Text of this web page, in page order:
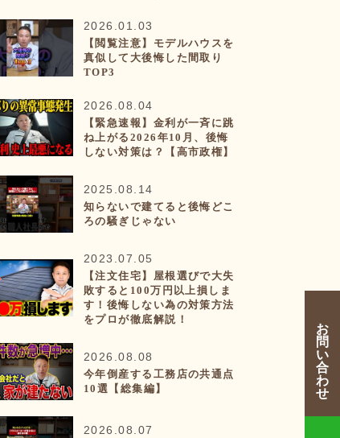
お
問
い
合
わ
せ
2026.01.03
【閲覧注意】モデルハウスを
真似して大後悔した間取り
TOP3
2026.08.04
【緊急速報】金利が一斉に跳
ね上がる2026年10月、後悔
しない対策は？【高市政権】
2025.08.14
知らないで建てると後悔どこ
ろの騒ぎじゃない
2023.07.05
【注文住宅】屋根選びで大失
敗すると100万円以上損しま
す！後悔しない為の対策方法
をプロが徹底解説！
2026.08.08
今年倒産する工務店の共通点
10選【総集編】
2026.08.07